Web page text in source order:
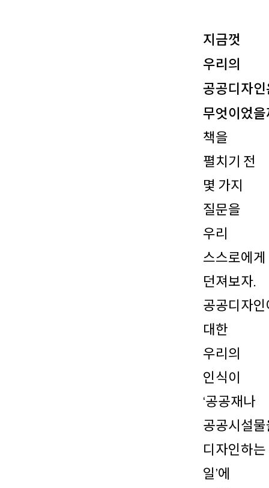
지금껏
우리의
공공디자
무엇이었
책을
펼치기 전
몇 가지
질문을
우리
스스로에게
던져보자.
공공디자
대한
우리의
인식이
‘공공재나
공공시설
디자인하는
일’에